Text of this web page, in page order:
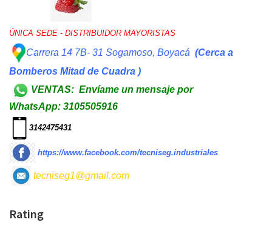
ÚNICA SEDE - DISTRIBUIDOR MAYORISTAS
Carrera 14 7B- 31 Sogamoso, Boyacá (Cerca a
Bomberos Mitad de Cuadra )
VENTAS: Envíame un mensaje por
WhatsApp: 3105505916
3142475431
https://www.facebook.com/tecniseg.industriales
tecniseg1@gmail.com
Rating